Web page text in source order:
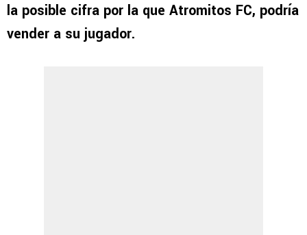
la posible cifra por la que Atromitos FC, podría
vender a su jugador.